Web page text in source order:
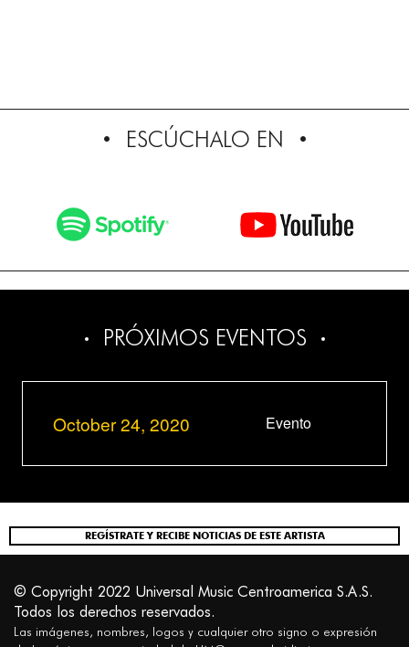
ESCÚCHALO EN
PRÓXIMOS EVENTOS
October 24, 2020 Evento
REGÍSTRATE Y RECIBE NOTICIAS DE ESTE ARTISTA
© Copyright 2022 Universal Music Centroamerica S.A.S.
Todos los derechos reservados.
Las imágenes, nombres, logos y cualquier otro signo o expresión